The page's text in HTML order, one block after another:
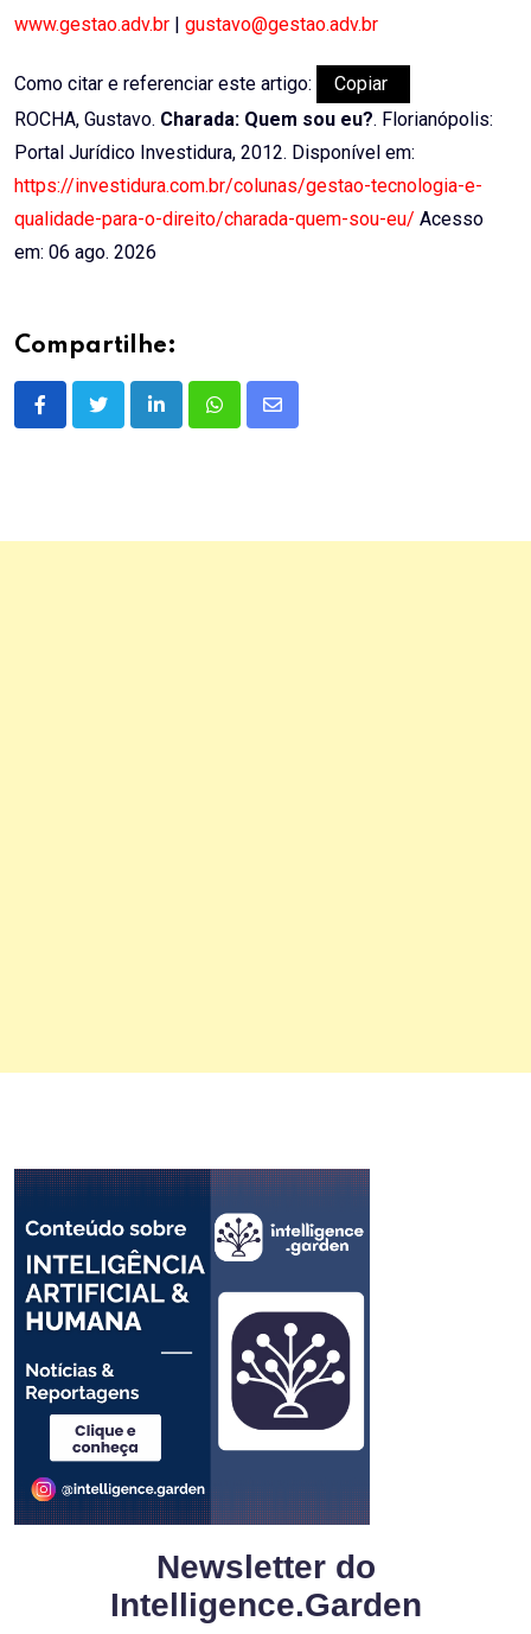
www.gestao.adv.br gustavo@gestao.adv.br
Como citar e referenciar este artigo:
Copiar
ROCHA, Gustavo. Charada: Quem sou eu?. Florianópolis:
Portal Jurídico Investidura, 2012. Disponível em:
https://investidura.com.br/colunas/gestao-tecnologia-e-
qualidade-para-o-direito/charada-quem-sou-eu/ Acesso
em: 06 ago. 2026
Compartilhe:
LinkedInWhatsappShare